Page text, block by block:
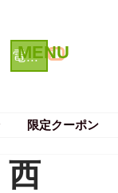
電話で予約する クーポン
MENU
限定クーポン
西